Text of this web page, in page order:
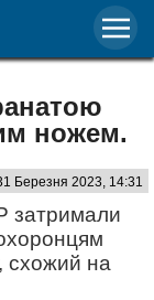
ножем.
Березня 2023, 14:31
затримали
схожий на